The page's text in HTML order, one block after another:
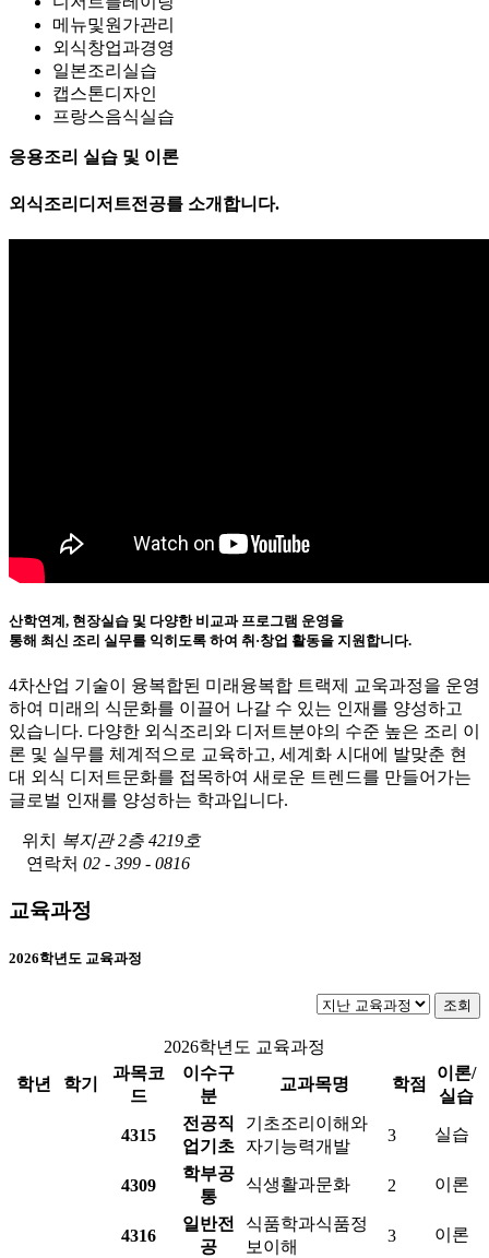
메뉴및원가관리
외식창업과경영
일본조리실습
캡스톤디자인
프랑스음식실습
응용조리 실습 및 이론
외식조리디저트전공를 소개 합니다.
산학연계, 현장실습 및 다양한 비교과 프로그램 운영을
통해 최신 조리 실무를 익히도록 하여 취·창업 활동을 지원합니다.
4차산업 기술이 융복합된 미래융복합 트랙제 교욱과정을 운영
하여 미래의 식문화를 이끌어 나갈 수 있는 인재를 양성하고
있습니다. 다양한 외식조리와 디저트분야의 수준 높은 조리 이
론 및 실무를 체계적으로 교육하고, 세계화 시대에 발맞춘 현
대 외식 디저트문화를 접목하여 새로운 트렌드를 만들어가는
글로벌 인재를 양성하는 학과입니다.
위치
복지관 2층 4219호
연락처 02 - 399 - 0816
교육과정
2026학년도 교육과정
조회
2026학년도 교육과정
학년
학기
과목코
드
이수구
분
교과목명 학점
이론/
실습
4315
전공직
업기초
기초조리이해와
자기능력개발
3 실습
4309
학부공
통
식생활과문화 2 이론
4316
일반전
공
식품학과식품정
보이해
3 이론